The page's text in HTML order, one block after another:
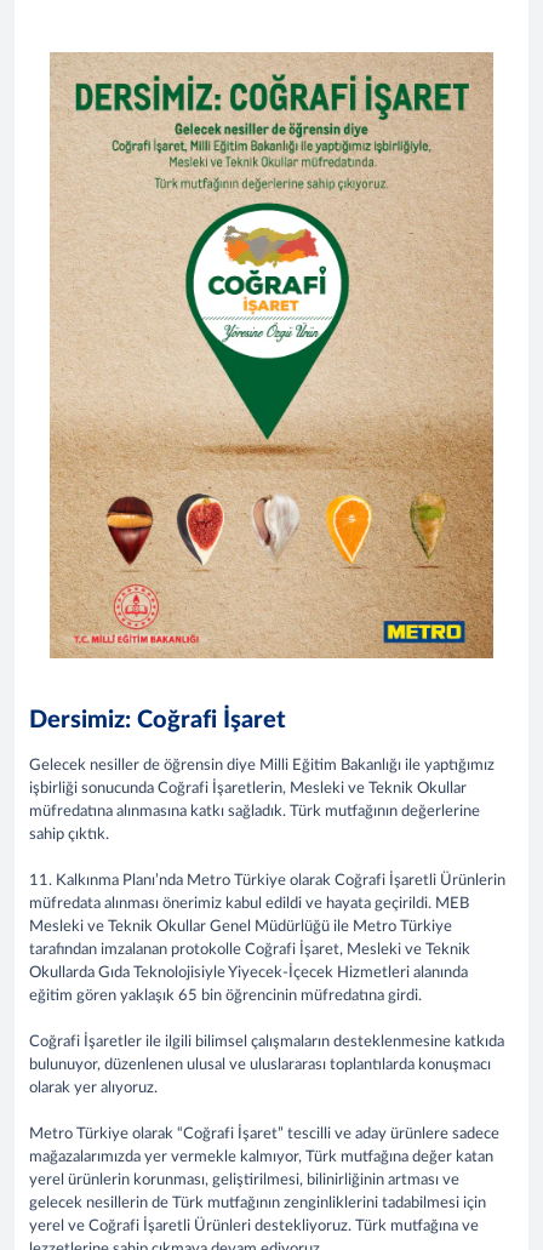
Dersimiz: Coğrafi İşaret
Gelecek nesiller de öğrensin diye Milli Eğitim Bakanlığı ile yaptığımız
işbirliği sonucunda Coğrafi İşaretlerin, Mesleki ve Teknik Okullar
müfredatına alınmasına katkı sağladık. Türk mutfağının değerlerine
sahip çıktık.
11. Kalkınma Planı’nda Metro Türkiye olarak Coğrafi İşaretli Ürünlerin
müfredata alınması önerimiz kabul edildi ve hayata geçirildi. MEB
Mesleki ve Teknik Okullar Genel Müdürlüğü ile Metro Türkiye
tarafından imzalanan protokolle Coğrafi İşaret, Mesleki ve Teknik
Okullarda Gıda Teknolojisiyle Yiyecek-İçecek Hizmetleri alanında
eğitim gören yaklaşık 65 bin öğrencinin müfredatına girdi.
Coğrafi İşaretler ile ilgili bilimsel çalışmaların desteklenmesine katkıda
bulunuyor, düzenlenen ulusal ve uluslararası toplantılarda konuşmacı
olarak yer alıyoruz.
Metro Türkiye olarak “Coğrafi İşaret” tescilli ve aday ürünlere sadece
mağazalarımızda yer vermekle kalmıyor, Türk mutfağına değer katan
yerel ürünlerin korunması, geliştirilmesi, bilinirliğinin artması ve
gelecek nesillerin de Türk mutfağının zenginliklerini tadabilmesi için
yerel ve Coğrafi İşaretli Ürünleri destekliyoruz. Türk mutfağına ve